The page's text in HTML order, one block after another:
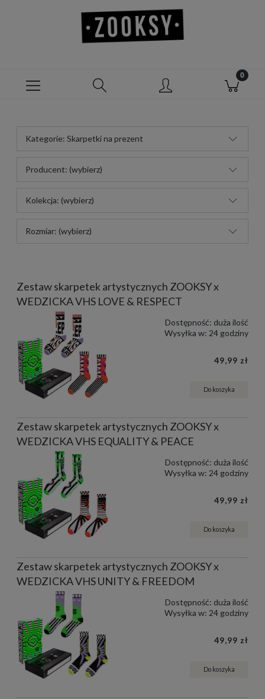
Kategorie: Skarpetki na prezent
Producent: (wybierz)
Kolekcja: (wybierz)
Rozmiar: (wybierz)
Zestaw skarpetek artystycznych ZOOKSY x
WEDZICKA VHS LOVE & RESPECT
Dostępność: duża ilość
Wysyłka w: 24 godziny
49,99 zł
Do koszyka
Zestaw skarpetek artystycznych ZOOKSY x
WEDZICKA VHS EQUALITY & PEACE
Dostępność: duża ilość
Wysyłka w: 24 godziny
49,99 zł
Do koszyka
Zestaw skarpetek artystycznych ZOOKSY x
WEDZICKA VHS UNITY & FREEDOM
Dostępność: duża ilość
Wysyłka w: 24 godziny
49,99 zł
Do koszyka